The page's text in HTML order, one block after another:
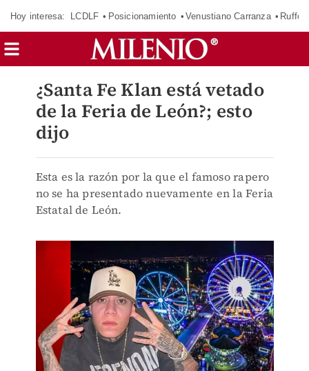
Hoy interesa: LCDLF Posicionamiento Venustiano Carranza Ruffo
¿Santa Fe Klan está vetado
de la Feria de León?; esto
dijo
Esta es la razón por la que el famoso rapero
no se ha presentado nuevamente en la Feria
Estatal de León.